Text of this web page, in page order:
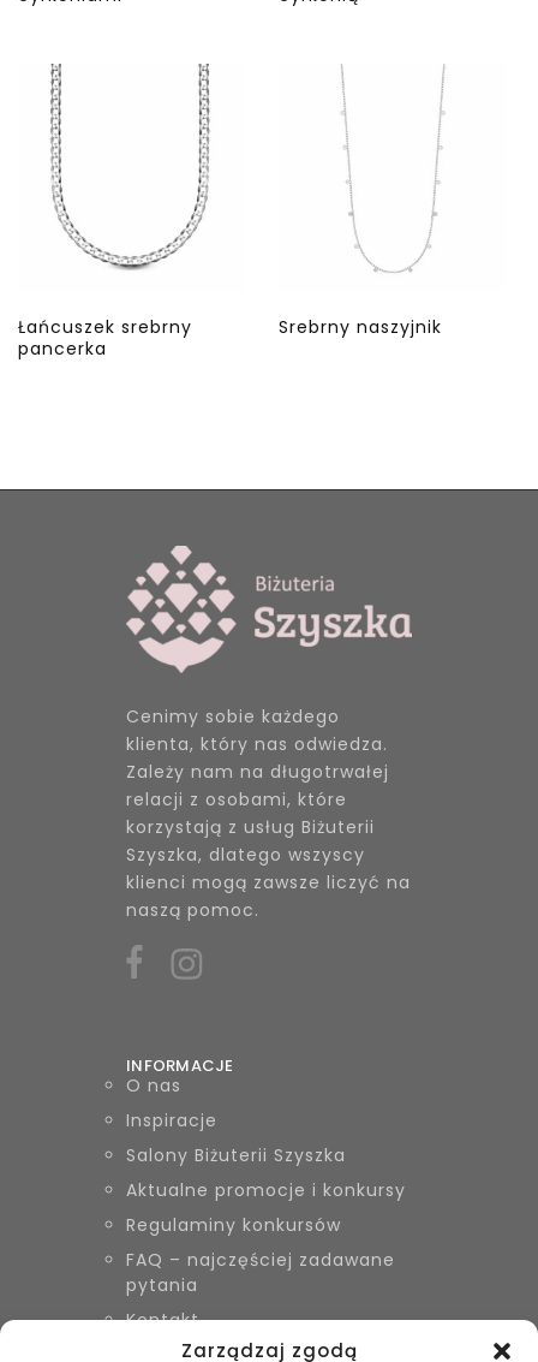
Zarządzaj zgodą
Łańcuszek srebrny
pancerka
Srebrny naszyjnik
Cenimy sobie każdego
klienta, który nas odwiedza.
Zależy nam na długotrwałej
relacji z osobami, które
korzystają z usług Biżuterii
Szyszka, dlatego wszyscy
klienci mogą zawsze liczyć na
naszą pomoc.
INFORMACJE
O nas
Inspiracje
Salony Biżuterii Szyszka
Aktualne promocje i konkursy
Regulaminy konkursów
FAQ – najczęściej zadawane
pytania
Kontakt